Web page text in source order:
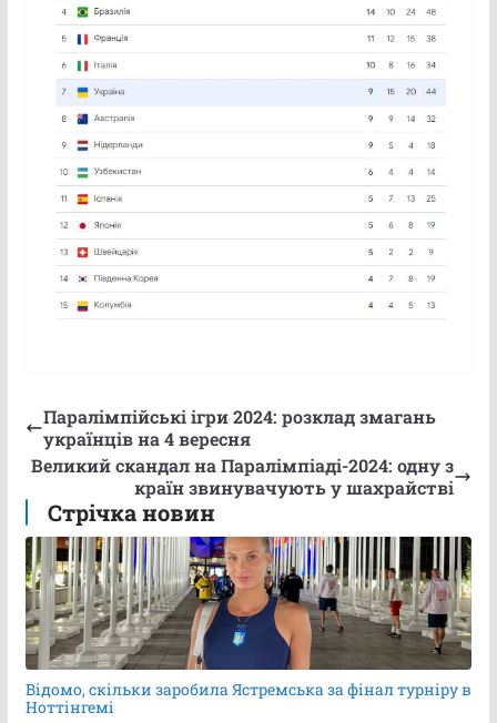
Паралімпійські ігри 2024: розклад змагань
українців на 4 вересня
Великий скандал на Паралімпіаді-2024: одну з
країн звинувачують у шахрайстві
Стрічка новин
Відомо, скільки заробила Ястремська за фінал турніру в
Ноттінгемі